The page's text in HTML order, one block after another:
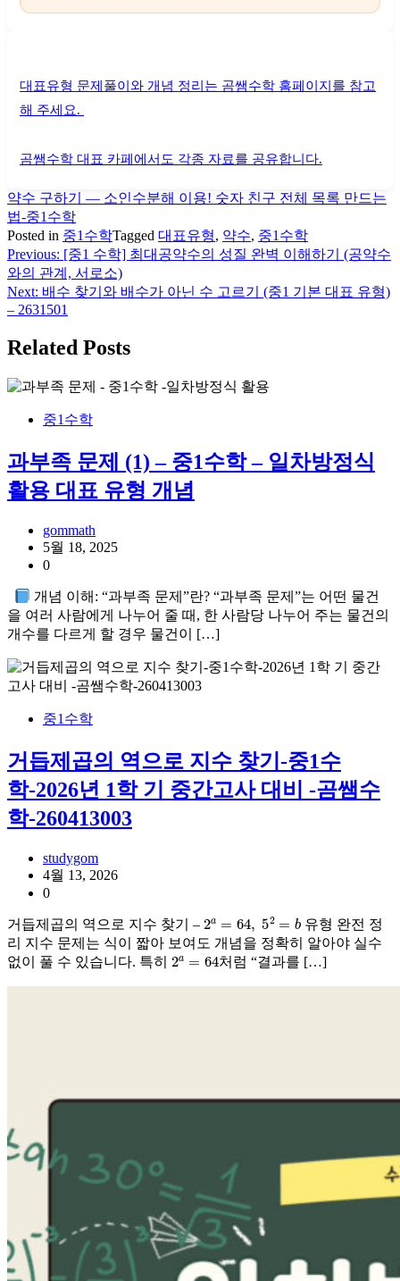
대표유형 문제풀이와 개념 정리는 곰쌤수학 홈페이지를 참고
해 주세요.
곰쌤수학 대표 카페에서도 각종 자료를 공유합니다.
약수 구하기 — 소인수분해 이용! 숫자 친구 전체 목록 만드는
법-중1수학
Posted in 중1수학Tagged 대표유형, 약수, 중1수학
글
탐
색
Previous: [중1 수학] 최대공약수의 성질 완벽 이해하기 (공약수
와의 관계, 서로소)
Next: 배수 찾기와 배수가 아닌 수 고르기 (중1 기본 대표 유형)
– 2631501
Related Posts
중1수학
과부족 문제 (1) – 중1수학 – 일차방정식
활용 대표 유형 개념
gommath
5월 18, 2025
0
개념 이해: “과부족 문제”란? “과부족 문제”는 어떤 물건
을 여러 사람에게 나누어 줄 때, 한 사람당 나누어 주는 물건의
개수를 다르게 할 경우 물건이 […]
중1수학
거듭제곱의 역으로 지수 찾기-중1수
학-2026년 1학 기 중간고사 대비 -곰쌤수
학-260413003
studygom
4월 13, 2026
0
거듭제곱의 역으로 지수 찾기 – 2a 64 5 2=b
유형 완전 정
리 지수 문제는 식이 짧아 보여도 개념을 정확히 알아야 실수
없이 풀 수 있습니다. 특히 2a =64 처럼 “결과를 […]